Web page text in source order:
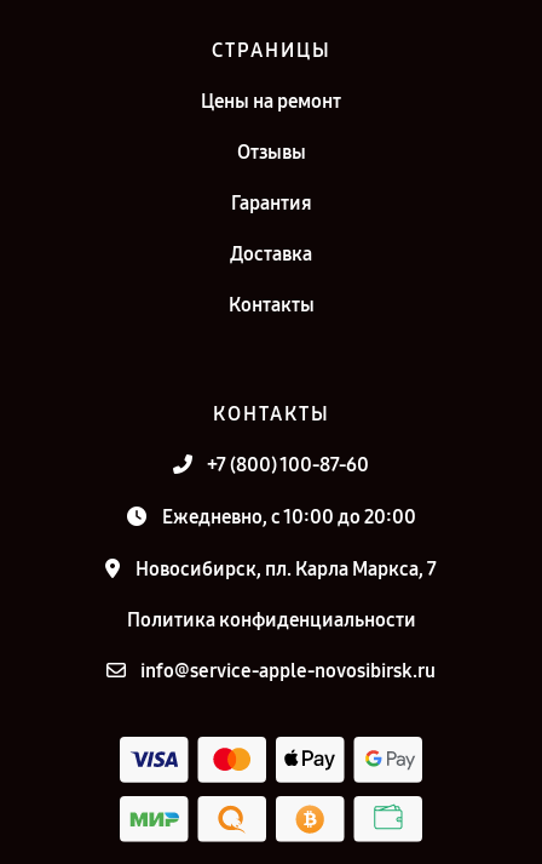
СТРАНИЦЫ
Цены на ремонт
Отзывы
Гарантия
Доставка
Контакты
КОНТАКТЫ
+7 (800) 100-87-60
Ежедневно, с 10:00 до 20:00
Новосибирск, пл. Карла Маркса, 7
Политика конфиденциальности
info@service-apple-novosibirsk.ru